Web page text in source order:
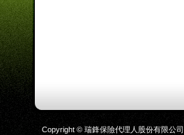
Copyright © 瑞鋒保險代理人股份有限公司